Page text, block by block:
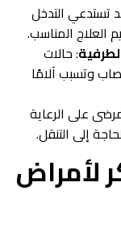
تستدعي التدخل
العلاج المناسب.
: حالات
وتسبب آلامًا
على الرعاية
إلى التنقل.
لأمراض